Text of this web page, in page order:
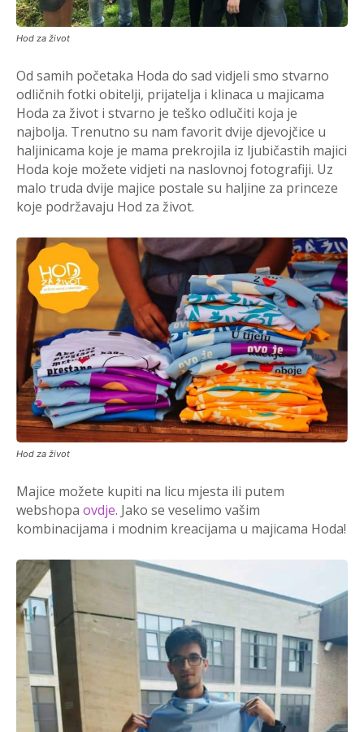
Hod za život
Od samih početaka Hoda do sad vidjeli smo stvarno
odličnih fotki obitelji, prijatelja i klinaca u majicama
Hoda za život i stvarno je teško odlučiti koja je
najbolja. Trenutno su nam favorit dvije djevojčice u
haljinicama koje je mama prekrojila iz ljubičastih majici
Hoda koje možete vidjeti na naslovnoj fotografiji. Uz
malo truda dvije majice postale su haljine za princeze
koje podržavaju Hod za život.
Hod za život
Majice možete kupiti na licu mjesta ili putem
webshopa ovdje. Jako se veselimo vašim
kombinacijama i modnim kreacijama u majicama Hoda!